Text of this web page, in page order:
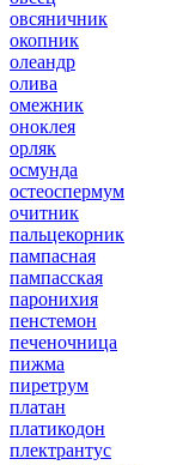
овсяничник
окопник
олеандр
олива
омежник
оноклея
орляк
осмунда
остеоспермум
очитник
пальцекорник
пампасная
пампасская
паронихия
пенстемон
печеночница
пижма
пиретрум
платан
платикодон
плектрантус